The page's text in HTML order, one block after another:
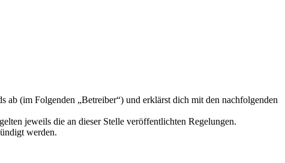
(im Folgenden „Betreiber“) und erklärst dich mit den nachfolgenden
jeweils die an dieser Stelle veröffentlichten Regelungen.
werden.